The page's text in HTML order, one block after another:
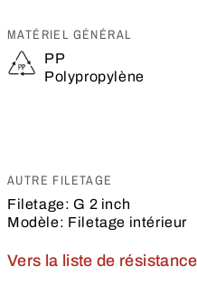
MATÉRIEL GÉNÉRAL
PP
Polypropylène
AUTRE FILETAGE
Filetage: G 2 inch
Modèle: Filetage intérieur
Vers la liste de